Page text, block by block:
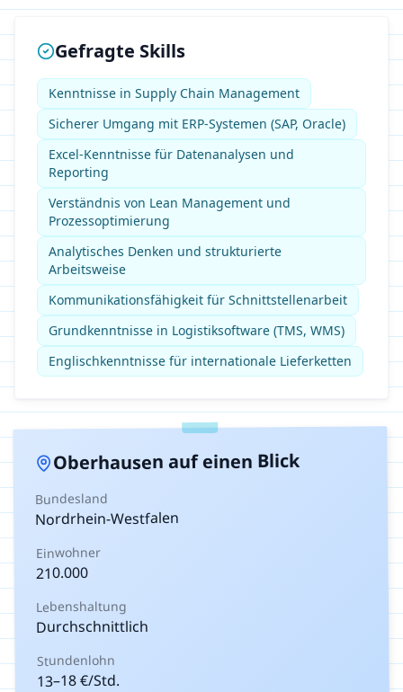
Gefragte Skills
Kenntnisse in Supply Chain Management
Sicherer Umgang mit ERP-Systemen (SAP, Oracle)
Excel-Kenntnisse für Datenanalysen und
Reporting
Verständnis von Lean Management und
Prozessoptimierung
Analytisches Denken und strukturierte
Arbeitsweise
Kommunikationsfähigkeit für Schnittstellenarbeit
Grundkenntnisse in Logistiksoftware (TMS, WMS)
Englischkenntnisse für internationale Lieferketten
Oberhausen auf einen Blick
Bundesland
Nordrhein-Westfalen
Einwohner
210.000
Lebenshaltung
Durchschnittlich
Stundenlohn
13–18€/Std.